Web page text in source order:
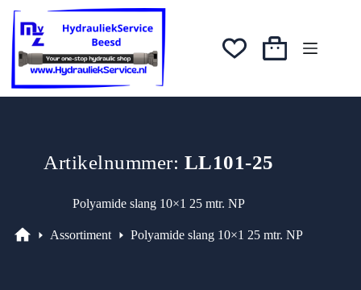
naar
inhoud
Winkelwagen
Artikelnummer: LL101-25
Polyamide slang 10×1 25 mtr. NP
Assortiment Polyamide slang 10×1 25 mtr. NP